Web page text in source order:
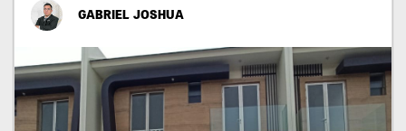
GABRIEL JOSHUA